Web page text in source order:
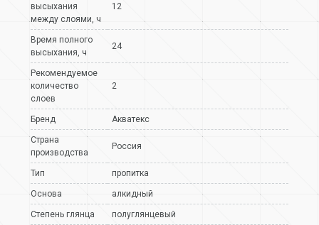
высыхания
между слоями, ч
12
Время полного
высыхания, ч
24
Рекомендуемое
количество
слоев
2
Бренд Акватекс
Страна
производства
Россия
Тип пропитка
Основа алкидный
Степень глянца полуглянцевый